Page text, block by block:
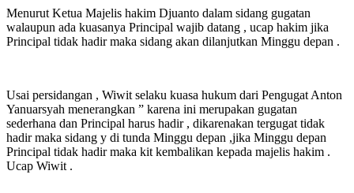
Menurut Ketua Majelis hakim Djuanto dalam sidang gugatan
walaupun ada kuasanya Principal wajib datang , ucap hakim jika
Principal tidak hadir maka sidang akan dilanjutkan Minggu depan .
Usai persidangan , Wiwit selaku kuasa hukum dari Pengugat Anton
Yanuarsyah menerangkan ” karena ini merupakan gugatan
sederhana dan Principal harus hadir , dikarenakan tergugat tidak
hadir maka sidang y di tunda Minggu depan ,jika Minggu depan
Principal tidak hadir maka kit kembalikan kepada majelis hakim .
Ucap Wiwit .